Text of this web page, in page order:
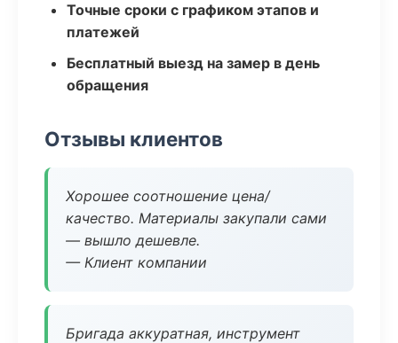
Точные сроки с графиком этапов и
платежей
Бесплатный выезд на замер в день
обращения
Отзывы клиентов
Хорошее соотношение цена/
качество. Материалы закупали сами
— вышло дешевле.
— Клиент компании
Бригада аккуратная, инструмент